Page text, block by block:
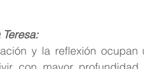
Pastoral Juvenil
y la reflexión ocupan